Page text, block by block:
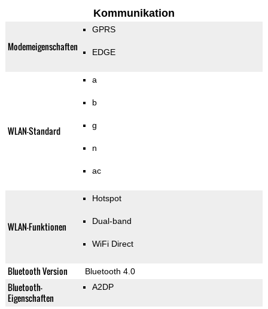
Kommunikation
Modemeigenschaften
GPRS
EDGE
WLAN-Standard
a
b
g
n
ac
WLAN-Funktionen
Hotspot
Dual-band
WiFi Direct
Bluetooth Version Bluetooth 4.0
Bluetooth-
Eigenschaften
A2DP